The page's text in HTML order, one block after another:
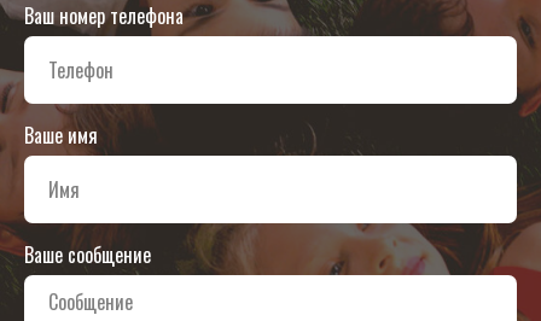
Ваш номер телефона
Ваше имя
Ваше сообщение